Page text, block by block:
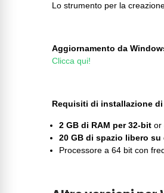
Lo strumento per la
Aggiornamento da
Clicca qui!
Requisiti di installazione
2 GB di RAM per 32-bit or
20 GB di spazio libero su
Processore a 64 bit con